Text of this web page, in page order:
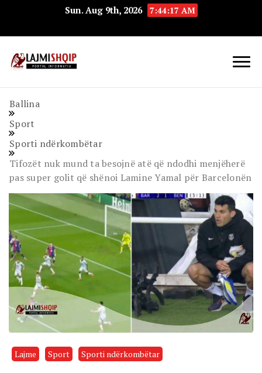
Sun. Aug 9th, 2026 7:44:18 AM
Ballina
Sport
Sporti ndërkombëtar
Tifozët nuk mund ta besojnë atë që ndodhi menjëherë
pas super golit që shënoi Lamine Yamal për Barcelonën
Lajme Sport Sporti ndërkombëtar